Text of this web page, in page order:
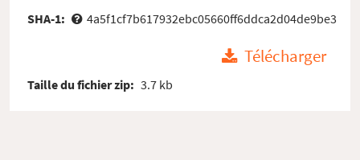
SHA-1:
4a5f1cf7b617932ebc05660ff6ddca2d04de9be3
Télécharger
Taille du fichier zip: 3.7 kb